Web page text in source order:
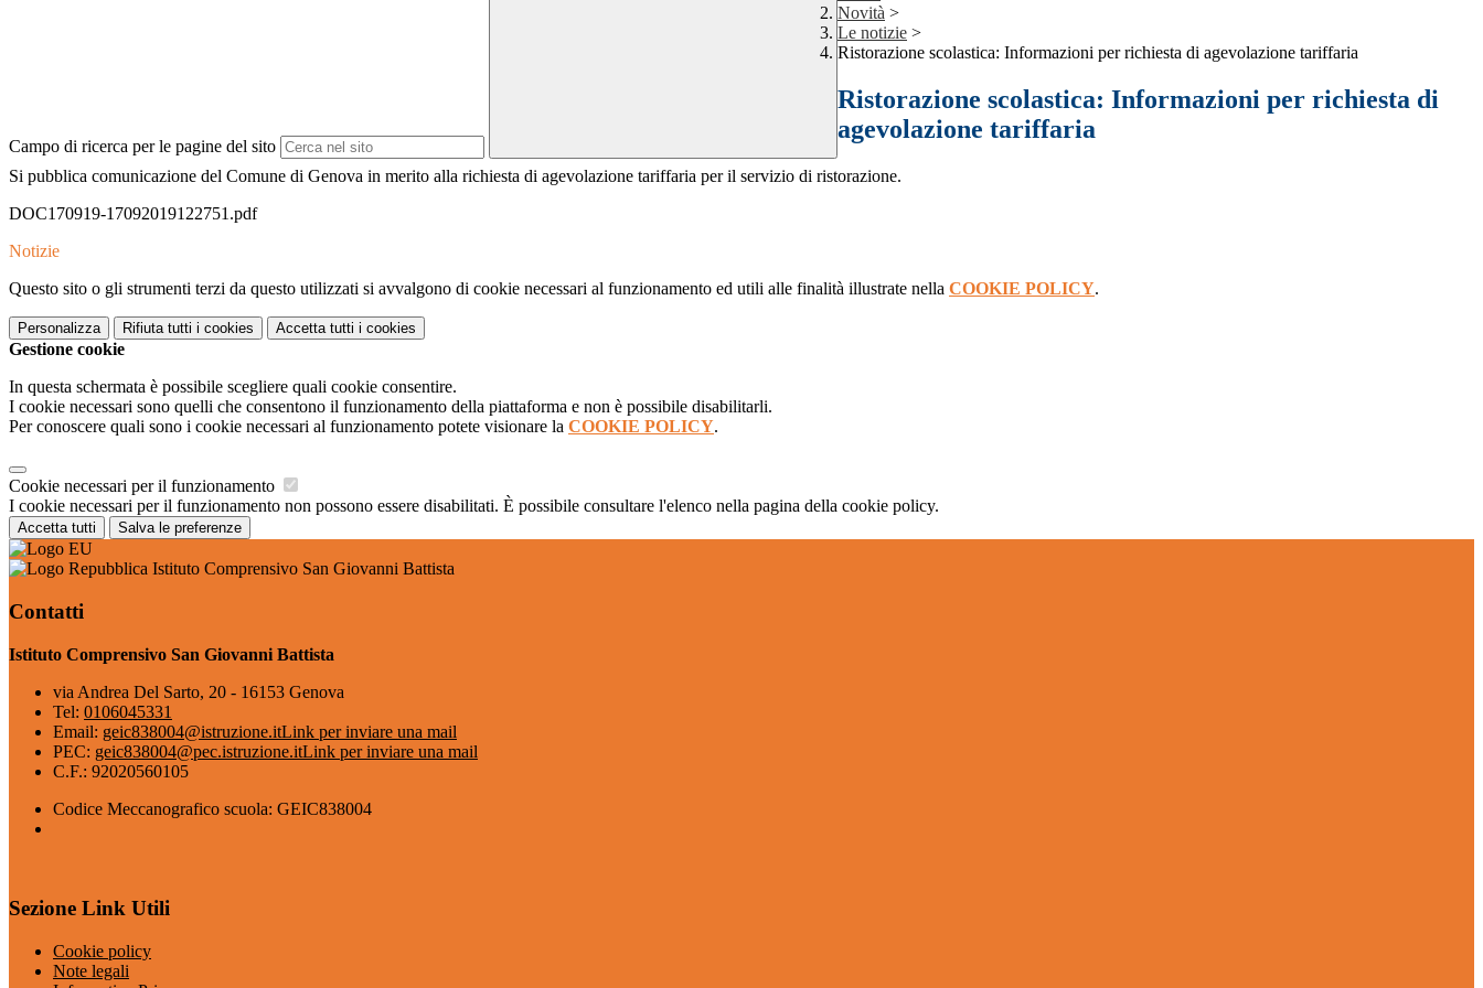
Campo di ricerca per le pagine del sito
Novità >
Le notizie >
Ristorazione scolastica: Informazioni per richiesta di agevolazione tariffaria
Ristorazione scolastica: Informazioni per richiesta di
agevolazione tariffaria
Si pubblica comunicazione del Comune di Genova in merito alla richiesta di agevolazione tariffaria per il servizio di ristorazione.
DOC170919-17092019122751.pdf
Notizie
Questo sito o gli strumenti terzi da questo utilizzati si avvalgono di cookie necessari al funzionamento ed utili alle finalità illustrate nella COOKIE POLICY.
Personalizza Rifiuta tutti i cookies Accetta tutti i cookies
Gestione cookie
In questa schermata è possibile scegliere quali cookie consentire.
I cookie necessari sono quelli che consentono il funzionamento della piattaforma e non è possibile disabilitarli.
Per conoscere quali sono i cookie necessari al funzionamento potete visionare la COOKIE POLICY.
Cookie necessari per il funzionamento
I cookie necessari per il funzionamento non possono essere disabilitati. È possibile consultare l'elenco nella pagina della cookie policy.
Accetta tutti Salva le preferenze
Istituto Comprensivo San Giovanni Battista
Contatti
Istituto Comprensivo San Giovanni Battista
via Andrea Del Sarto, 20 - 16153 Genova
Tel: 0106045331
Email: geic838004@istruzione.itLink per inviare una mail
PEC: geic838004@pec.istruzione.itLink per inviare una mail
C.F.: 92020560105
Codice Meccanografico scuola: GEIC838004
Sezione Link Utili
Cookie policy
Note legali